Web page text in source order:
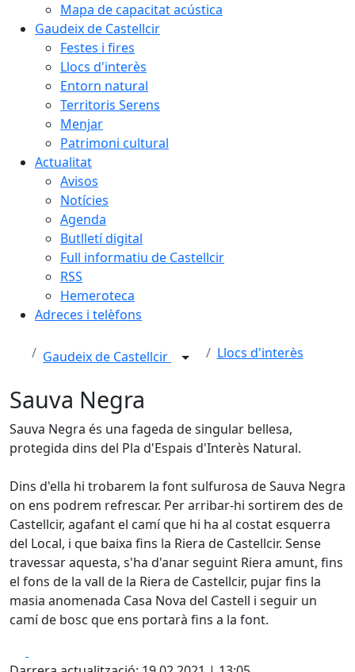
Mapa de capacitat acústica
Gaudeix de Castellcir
Festes i fires
Llocs d'interès
Entorn natural
Territoris Serens
Menjar
Patrimoni cultural
Actualitat
Avisos
Notícies
Agenda
Butlletí digital
Full informatiu de Castellcir
RSS
Hemeroteca
Adreces i telèfons
Gaudeix de Castellcir Llocs d'interès
Sauva Negra
Sauva Negra és una fageda de singular bellesa,
protegida dins del Pla d'Espais d'Interès Natural.
Dins d'ella hi trobarem la font sulfurosa de Sauva Negra
on ens podrem refrescar. Per arribar-hi sortirem des de
Castellcir, agafant el camí que hi ha al costat esquerra
del Local, i que baixa fins la Riera de Castellcir. Sense
travessar aquesta, s'ha d'anar seguint Riera amunt, fins
el fons de la vall de la Riera de Castellcir, pujar fins la
masia anomenada Casa Nova del Castell i seguir un
camí de bosc que ens portarà fins a la font.